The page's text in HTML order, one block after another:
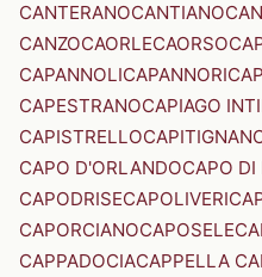
CANTERANOCANTIANO
CANZOCAORLECAORSO
CAPANNOLICAPANNORI
CAPESTRANOCAPIAGO
CAPISTRELLO
CAPO D'ORLANDOCAPO DI
CAPODRISECAPOLIVERI
CAPORCIANOCAPOSELE
CAPPADOCIACAPPELLA